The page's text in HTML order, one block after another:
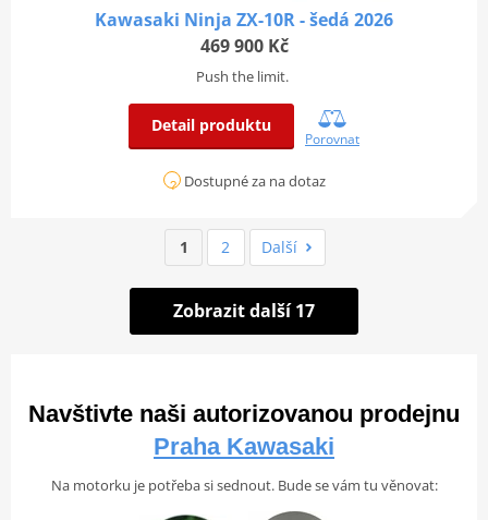
Kawasaki Ninja ZX-10R - šedá 2026
469 900 Kč
Push the limit.
Detail produktu
Porovnat
Dostupné za na dotaz
1 2 Další
Zobrazit další 17
Navštivte naši autorizovanou prodejnu
Praha Kawasaki
Na motorku je potřeba si sednout. Bude se vám tu věnovat: